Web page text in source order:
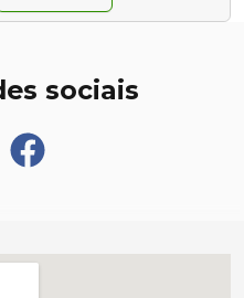
sociais